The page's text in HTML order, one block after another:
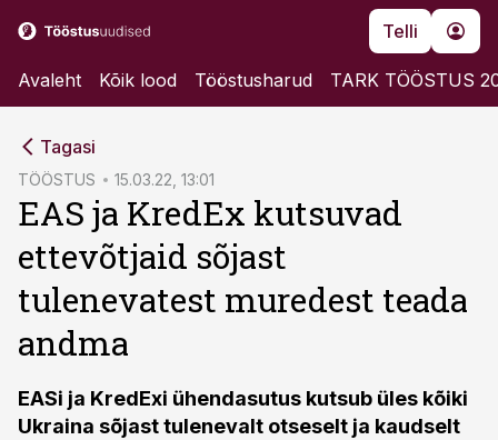
Telli
Avaleht Kõik lood Tööstusharud TARK TÖÖSTUS
Tagasi
TÖÖSTUS 15.03.22, 13:01
EAS ja KredEx kutsuvad
ettevõtjaid sõjast
tulenevatest muredest teada
andma
EASi ja KredExi ühendasutus kutsub üles kõiki
Ukraina sõjast tulenevalt otseselt ja kaudselt